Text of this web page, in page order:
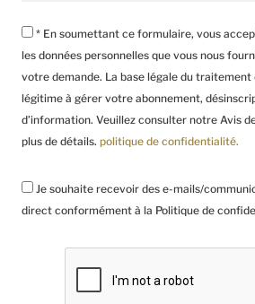
* En soumettant ce formulaire, vous
les données personnelles que vous nous
votre demande. La base légale du
légitime à gérer votre abonnement,
d’information. Veuillez consulter notre Avis
plus de détails. politique de confidentialité.
Je souhaite recevoir des e-mails/
direct conformément à la Politique de